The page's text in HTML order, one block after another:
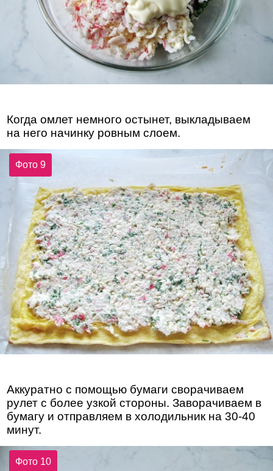
Когда омлет немного остынет, выкладываем
на него начинку ровным слоем.
Фото 9
Аккуратно с помощью бумаги сворачиваем
рулет с более узкой стороны. Заворачиваем в
бумагу и отправляем в холодильник на 30-40
минут.
Фото 10